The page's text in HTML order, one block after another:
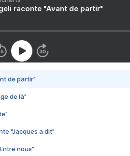
raconte "Avant de partir"
de partir"
de là"
"Jacques a dit"
nous"